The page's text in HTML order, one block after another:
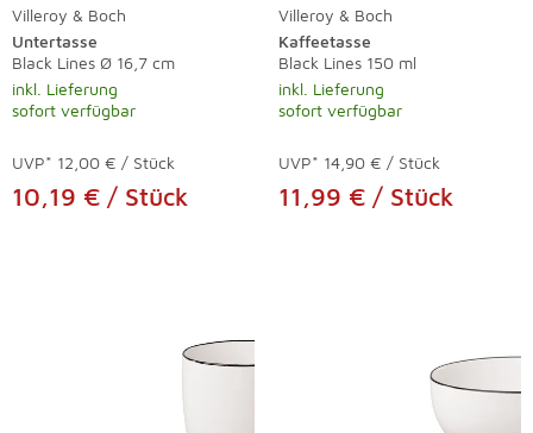
Villeroy & Boch
Untertasse
Black Lines Ø 16,7 cm
inkl. Lieferung
sofort verfügbar
UVP* 12,00 € / Stück
10,19 € / Stück
Villeroy & Boch
Kaffeetasse
Black Lines 150 ml
inkl. Lieferung
sofort verfügbar
UVP* 14,90 € / Stück
11,99 € / Stück